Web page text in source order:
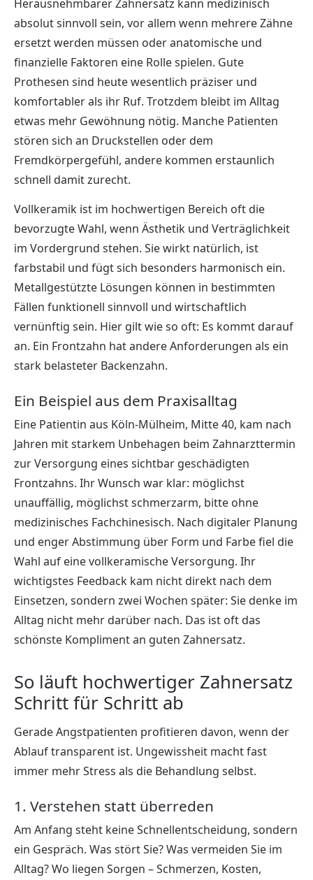
Herausnehmbarer Zahnersatz kann medizinisch
absolut sinnvoll sein, vor allem wenn mehrere Zähne
ersetzt werden müssen oder anatomische und
finanzielle Faktoren eine Rolle spielen. Gute
Prothesen sind heute wesentlich präziser und
komfortabler als ihr Ruf. Trotzdem bleibt im Alltag
etwas mehr Gewöhnung nötig. Manche Patienten
stören sich an Druckstellen oder dem
Fremdkörpergefühl, andere kommen erstaunlich
schnell damit zurecht.
Vollkeramik ist im hochwertigen Bereich oft die
bevorzugte Wahl, wenn Ästhetik und Verträglichkeit
im Vordergrund stehen. Sie wirkt natürlich, ist
farbstabil und fügt sich besonders harmonisch ein.
Metallgestützte Lösungen können in bestimmten
Fällen funktionell sinnvoll und wirtschaftlich
vernünftig sein. Hier gilt wie so oft: Es kommt darauf
an. Ein Frontzahn hat andere Anforderungen als ein
stark belasteter Backenzahn.
Ein Beispiel aus dem Praxisalltag
Eine Patientin aus Köln-Mülheim, Mitte 40, kam nach
Jahren mit starkem Unbehagen beim Zahnarzttermin
zur Versorgung eines sichtbar geschädigten
Frontzahns. Ihr Wunsch war klar: möglichst
unauffällig, möglichst schmerzarm, bitte ohne
medizinisches Fachchinesisch. Nach digitaler Planung
und enger Abstimmung über Form und Farbe fiel die
Wahl auf eine vollkeramische Versorgung. Ihr
wichtigstes Feedback kam nicht direkt nach dem
Einsetzen, sondern zwei Wochen später: Sie denke im
Alltag nicht mehr darüber nach. Das ist oft das
schönste Kompliment an guten Zahnersatz.
So läuft hochwertiger Zahnersatz
Schritt für Schritt ab
Gerade Angstpatienten profitieren davon, wenn der
Ablauf transparent ist. Ungewissheit macht fast
immer mehr Stress als die Behandlung selbst.
1. Verstehen statt überreden
Am Anfang steht keine Schnellentscheidung, sondern
ein Gespräch. Was stört Sie? Was vermeiden Sie im
Alltag? Wo liegen Sorgen – Schmerzen, Kosten,